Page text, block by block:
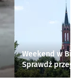
Weekend w
Sprawdź